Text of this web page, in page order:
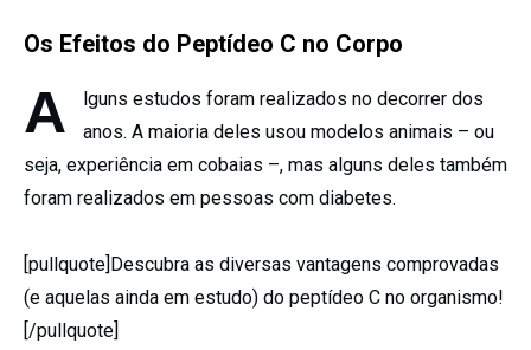
Os Efeitos do Peptídeo C no Corpo
A
lguns estudos foram realizados no decorrer dos
anos. A maioria deles usou modelos animais – ou
seja, experiência em cobaias –, mas alguns deles também
foram realizados em pessoas com diabetes.
[pullquote]Descubra as diversas vantagens comprovadas
(e aquelas ainda em estudo) do peptídeo C no organismo!
[/pullquote]